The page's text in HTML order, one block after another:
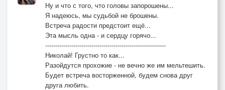
Ну и что с того, что головы запорошены...
Я надеюсь, мы судьбой не брошены.
Встреча радости предстоит ещё...
Эта мысль одна - и сердцу горячо...
------------------------------------------------------------
Николай! Грустно то как...
Разойдутся прохожие - не вечно же им мельтешить.
Будет встреча восторженной, будем снова друг
друга любить.